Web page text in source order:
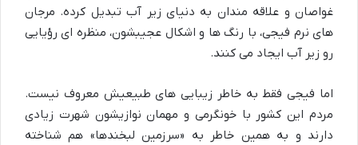
غواصان و علاقه مندان به دنیای زیر آب تبدیل کرده. مرجان
های نرم فیجی، با رنگ ها و اشکال عجیبشون، منظره ای رؤیایی
رو زیر آب ایجاد می کنند.
اما فیجی فقط به خاطر زیبایی های طبیعیش معروف نیست.
مردم این کشور با خونگرمی و مهمان نوازیشون شهرت زیادی
دارند و به همین خاطر به «سرزمین لبخندها» هم شناخته